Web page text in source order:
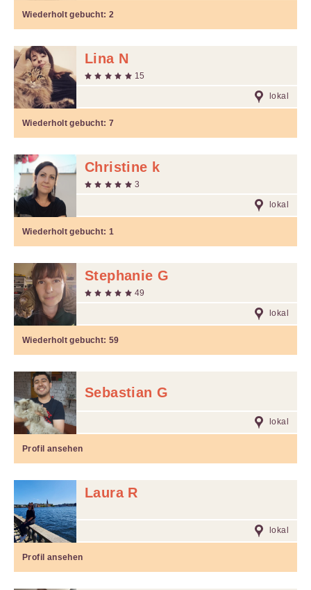
Wiederholt gebucht:2
Lina N
15
lokal
Wiederholt gebucht:7
Christine k
3
lokal
Wiederholt gebucht:1
Stephanie G
49
lokal
Wiederholt gebucht:59
Sebastian G
lokal
Profil ansehen
Laura R
lokal
Profil ansehen